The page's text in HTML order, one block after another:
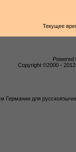
Текущее
Powered
Copyright ©2000 -
Германии для